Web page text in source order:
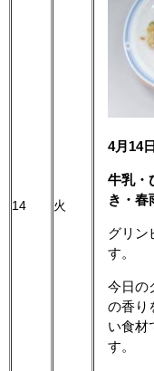
14 火
4月14
牛乳・
き・春
グリン
す。
今日の
の香り
い食材
す。